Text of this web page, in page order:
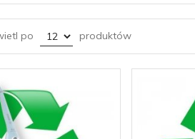
po pop produktów